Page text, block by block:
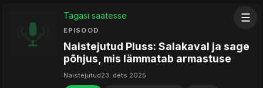
☰
Tagasi saatesse
EPISOOD
Naistejutud Pluss: Salakaval ja sage
põhjus, mis lämmatab armastuse
Naistejutud23. dets 2025